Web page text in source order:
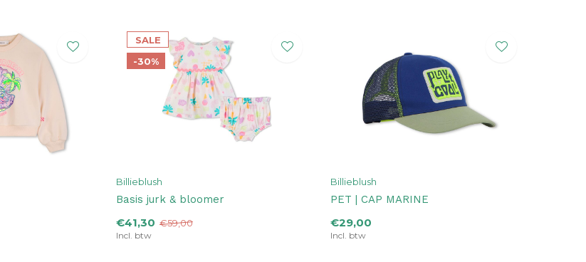
SALE
-30%
Billieblush
Basis jurk & bloomer
€41,30 €59,00
Incl. btw
Billieblush
PET | CAP MARINE
€29,00
Incl. btw